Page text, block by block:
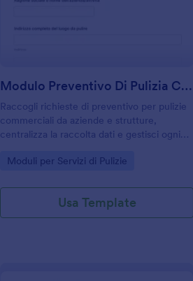
Modulo Preventivo Di Pulizia Commerciale
Raccogli richieste di preventivo per pulizie
commerciali da aziende e strutture,
centralizza la raccolta dati e gestisci ogni
più rapide e coerenti.
Go to Category:
Moduli per Servizi di Pulizie
Usa Template